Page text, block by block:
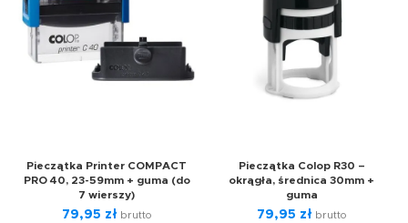
Pieczątka Printer COMPACT
PRO 40, 23-59mm + guma (do
7 wierszy)
79,95 zł brutto
Pieczątka Colop R30 –
okrągła, średnica 30mm +
guma
79,95 zł brutto